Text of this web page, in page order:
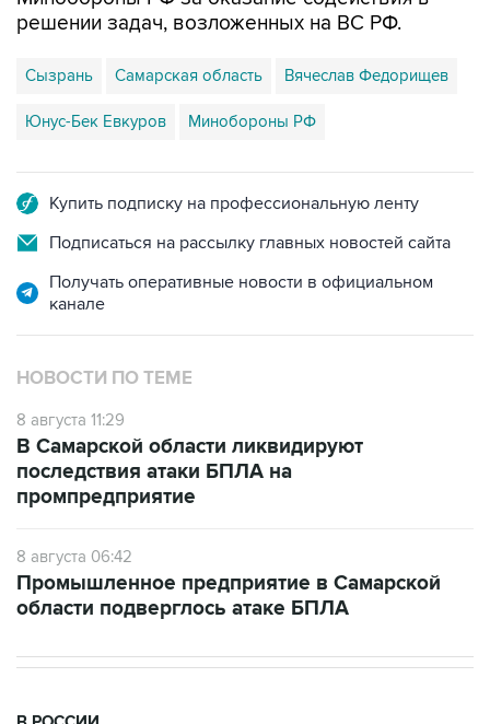
Сызрань Самарская область Вячеслав Федорищев
Юнус-Бек Евкуров Минобороны РФ
Подписаться на рассылку главных новостей сайта
Получать оперативные новости в официальном
НОВОСТИ ПО ТЕМЕ
8 августа 11:29
последствия атаки БПЛА на
промпредприятие
8 августа 06:42
области подверглось атаке БПЛА